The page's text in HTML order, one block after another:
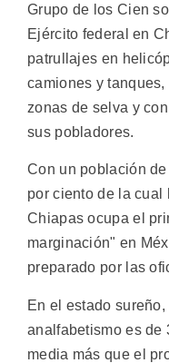
Grupo de los Cien
Ejército federal en
patrullajes en
camiones y
zonas de selva y
sus pobladores.
Con un población
por ciento de la cual
Chiapas ocupa el
marginación" en
preparado por las
En el estado
analfabetismo es de
media más que el